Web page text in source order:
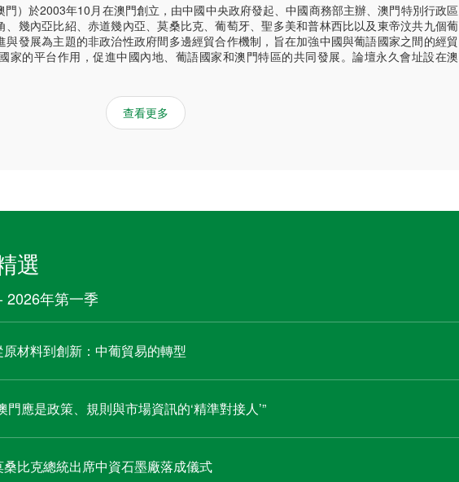
）於2003年10月在澳門創立，由中國中央政府發起、中國商務部主辦、澳門特別行政區
幾內亞比紹、赤道幾內亞、莫桑比克、葡萄牙、聖多美和普林西比以及東帝汶共九個葡
發展為主題的非政治性政府間多邊經貿合作機制，旨在加強中國與葡語國家之間的經貿
家的平台作用，促進中國內地、葡語國家和澳門特區的共同發展。論壇永久會址設在澳
查看更多
選
2026年第一季
原材料到創新：中葡貿易的轉型
門應是政策、規則與市場資訊的‘精準對接人’”
桑比克總統出席中資石墨廠落成儀式